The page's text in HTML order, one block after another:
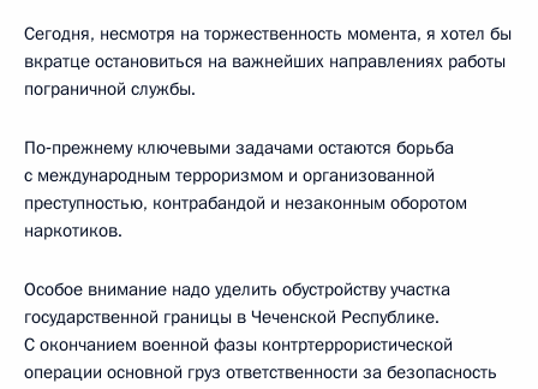
Сегодня, несмотря на торжественность момента, я хотел бы
вкратце остановиться на важнейших направлениях работы
пограничной службы.
По‑прежнему ключевыми задачами остаются борьба
с международным терроризмом и организованной
преступностью, контрабандой и незаконным оборотом
наркотиков.
Особое внимание надо уделить обустройству участка
государственной границы в Чеченской Республике.
С окончанием военной фазы контртеррористической
операции основной груз ответственности за безопасность